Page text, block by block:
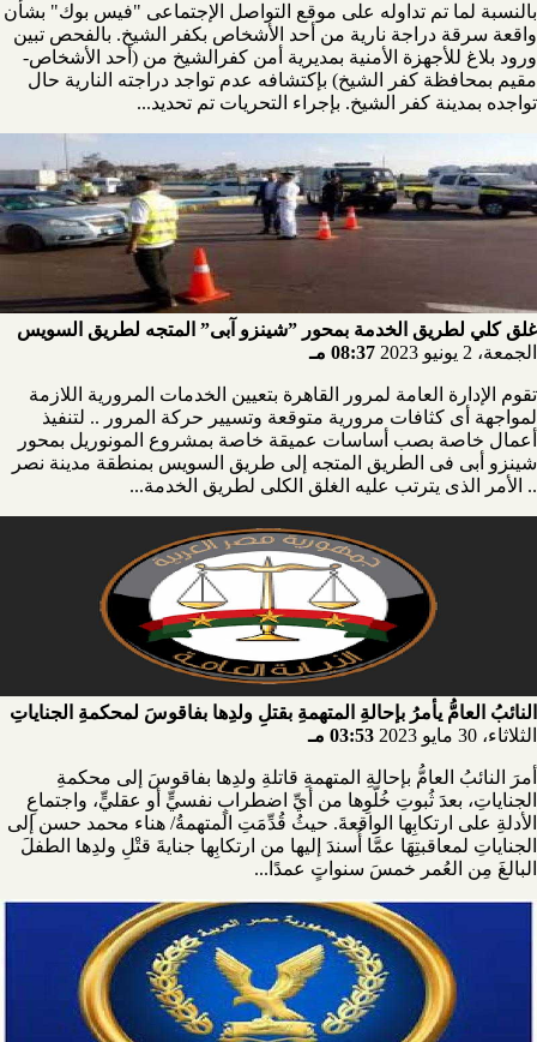
بالنسبة لما تم تداوله على موقع التواصل الإجتماعى "فيس بوك" بشأن
واقعة سرقة دراجة نارية من أحد الأشخاص بكفر الشيخ. بالفحص تبين
ورود بلاغ للأجهزة الأمنية بمديرية أمن كفرالشيخ من (أحد الأشخاص-
مقيم بمحافظة كفر الشيخ) بإكتشافه عدم تواجد دراجته النارية حال
تواجده بمدينة كفر الشيخ. بإجراء التحريات تم تحديد...
غلق كلي لطريق الخدمة بمحور ”شينزو آبى” المتجه لطريق السويس
الجمعة، 2 يونيو 2023
08:37 مـ
تقوم الإدارة العامة لمرور القاهرة بتعيين الخدمات المرورية اللازمة
لمواجهة أى كثافات مرورية متوقعة وتسيير حركة المرور .. لتنفيذ
أعمال خاصة بصب أساسات عميقة خاصة بمشروع المونوريل بمحور
شينزو أبى فى الطريق المتجه إلى طريق السويس بمنطقة مدينة نصر
.. الأمر الذى يترتب عليه الغلق الكلى لطريق الخدمة...
النائبُ العامُّ يأمرُ بإحالةِ المتهمةِ بقتلِ ولدِها بفاقوسَ لمحكمةِ الجناياتِ
الثلاثاء، 30 مايو 2023
03:53 مـ
أمرَ النائبُ العامُّ بإحالةِ المتهمةِ قاتلةِ ولدِها بفاقوسَ إلى محكمةِ
الجناياتِ، بعدَ ثُبوتِ خُلّوِها من أيِّ اضطرابٍ نفسيٍّ أو عقليٍّ، واجتماعِ
الأدلةِ على ارتكابِها الواقعةَ. حيثُ قُدِّمَتِ المتهمةُ/ هناء محمد حسن إلى
الجناياتِ لمعاقبتِهَا عمَّا أُسندَ إليها من ارتكابِها جنايةَ قتْلِ ولدِها الطفلَ
البالغَ مِن العُمر خمسَ سنواتٍ عمدًا...